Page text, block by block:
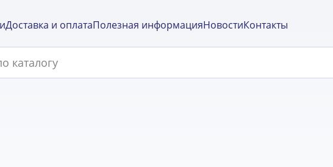
Доставка и оплатаПолезная информацияНовостиКонтакты